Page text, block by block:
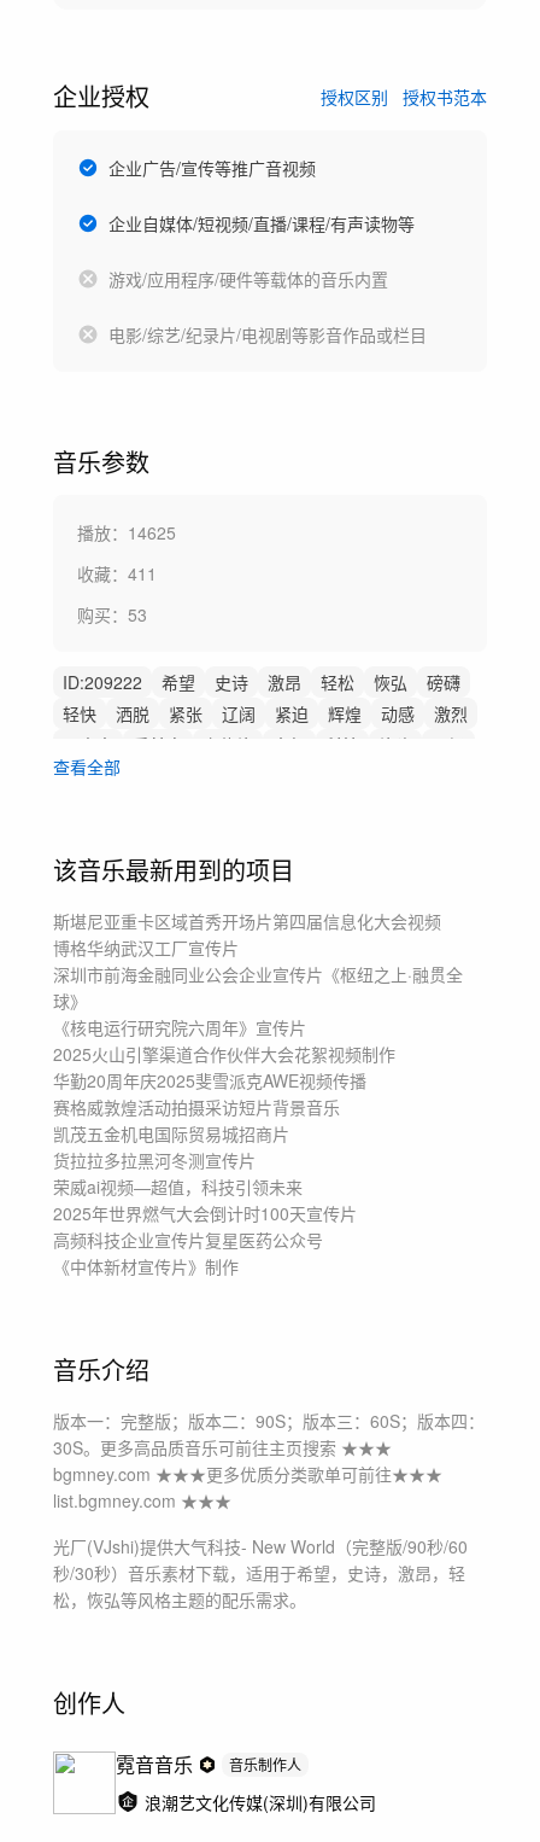
企业授权 授权区别 授权书范本
企业广告/宣传等推广音视频
企业自媒体/短视频/直播/课程/有声读物等
游戏/应用程序/硬件等载体的音乐内置
电影/综艺/纪录片/电视剧等影音作品或栏目
音乐参数
播放： 14625
收藏： 411
购买： 53
ID:209222 希望 史诗 激昂 轻松 恢弘
磅礴
轻快
洒脱 紧张 辽阔 紧迫 辉煌 动感
激烈
无人声
重鼓点 宣传片 大气 科技 片头
开场
预告
公司
查看全部
该音乐最新用到的项目
斯堪尼亚重卡区域首秀开场片第四届信息化大会视频
博格华纳武汉工厂宣传片
深圳市前海金融同业公会企业宣传片《枢纽之上·融贯全
球》
《核电运行研究院六周年》宣传片
2025火山引擎渠道合作伙伴大会花絮视频制作
华勤20周年庆2025斐雪派克AWE视频传播
赛格威敦煌活动拍摄采访短片背景音乐
凯茂五金机电国际贸易城招商片
货拉拉多拉黑河冬测宣传片
荣威ai视频—超值，科技引领未来
2025年世界燃气大会倒计时100天宣传片
高频科技企业宣传片复星医药公众号
《中体新材宣传片》制作
音乐介绍
版本一：完整版；版本二：90S；版本三：60S；版本四：
30S。更多高品质音乐可前往主页搜索 ★★★
bgmney.com ★★★更多优质分类歌单可前往★★★
list.bgmney.com ★★★
光厂(VJshi)提供大气科技- New World（完整版/90秒/60
秒/30秒） 音乐素材下载，适用于希望，史诗，激昂，轻
松，恢弘等风格主题的配乐需求。
创作人
霓音音乐 音乐制作人
浪潮艺文化传媒(深圳)有限公司